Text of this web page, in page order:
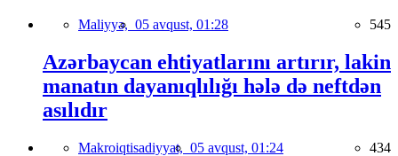
Maliyyə, 05 avqust, 01:28 545
Azərbaycan ehtiyatlarını artırır, lakin
manatın dayanıqlılığı hələ də neftdən
asılıdır
Makroiqtisadiyyat, 05 avqust, 01:24 434